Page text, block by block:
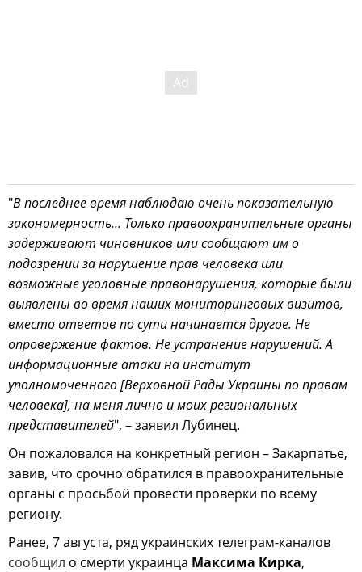
"В последнее время наблюдаю очень показательную
закономерность… Только правоохранительные органы
задерживают чиновников или сообщают им о
подозрении за нарушение прав человека или
возможные уголовные правонарушения, которые были
выявлены во время наших мониторинговых визитов,
вместо ответов по сути начинается другое. Не
опровержение фактов. Не устранение нарушений. А
информационные атаки на институт
уполномоченного [Верховной Рады Украины по правам
человека], на меня лично и моих региональных
представителей", – заявил Лубинец.
Он пожаловался на конкретный регион – Закарпатье,
завив, что срочно обратился в правоохранительные
органы с просьбой провести проверки по всему
региону.
Ранее, 7 августа, ряд украинских телеграм-каналов
сообщил о смерти украинца Максима Кирка,